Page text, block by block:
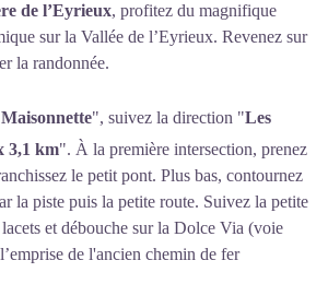
de l’Eyrieux, profitez du magnifique
sur la Vallée de l’Eyrieux. Revenez sur
la randonnée.
", suivez la direction "Les
3,1 km". À la première intersection, prenez
le petit pont. Plus bas, contournez
la piste puis la petite route. Suivez la petite
et débouche sur la Dolce Via (voie
de l'ancien chemin de fer